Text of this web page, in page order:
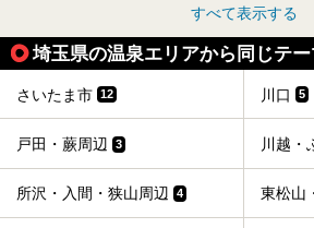
すべて表示する
埼玉県の温泉エリアから同じテ
さいたま市 12 川口 5
戸田・蕨周辺 3 川越・
所沢・入間・狭山周辺 4 東松山